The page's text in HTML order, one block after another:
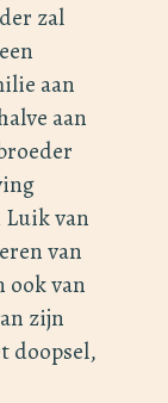
zal
aan
aan
Luik van
van
ook van
zijn
doopsel,